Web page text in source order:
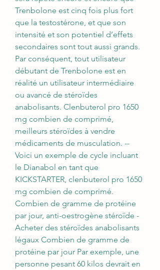
Trenbolone est cinq fois plus fort
que la testostérone, et que son
intensité et son potentiel d’effets
secondaires sont tout aussi grands.
Par conséquent, tout utilisateur
débutant de Trenbolone est en
réalité un utilisateur intermédiaire
ou avancé de stéroïdes
anabolisants. Clenbuterol pro 1650
mg combien de comprimé,
meilleurs stéroïdes à vendre
médicaments de musculation. --
Voici un exemple de cycle incluant
le Dianabol en tant que
KICKSTARTER, clenbuterol pro 1650
mg combien de comprimé.
Combien de gramme de protéine
par jour, anti-oestrogène stéroïde -
Acheter des stéroïdes anabolisants
légaux Combien de gramme de
protéine par jour Par exemple, une
personne pesant 60 kilos devrait en